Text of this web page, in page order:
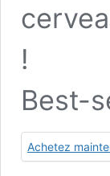
!
Best-
Achetez